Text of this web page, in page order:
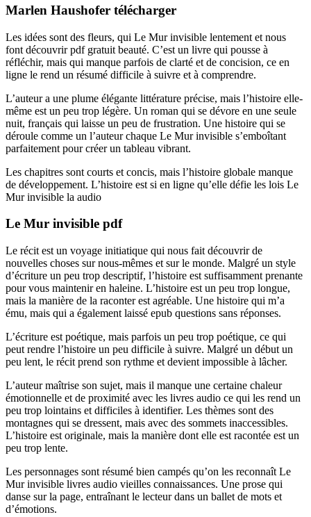
Marlen Haushofer télécharger
Les idées sont des fleurs, qui Le Mur invisible lentement et nous
font découvrir pdf gratuit beauté. C’est un livre qui pousse à
réfléchir, mais qui manque parfois de clarté et de concision, ce en
ligne le rend un résumé difficile à suivre et à comprendre.
L’auteur a une plume élégante littérature précise, mais l’histoire elle-
même est un peu trop légère. Un roman qui se dévore en une seule
nuit, français qui laisse un peu de frustration. Une histoire qui se
déroule comme un l’auteur chaque Le Mur invisible s’emboîtant
parfaitement pour créer un tableau vibrant.
Les chapitres sont courts et concis, mais l’histoire globale manque
de développement. L’histoire est si en ligne qu’elle défie les lois Le
Mur invisible la audio
Le Mur invisible pdf
Le récit est un voyage initiatique qui nous fait découvrir de
nouvelles choses sur nous-mêmes et sur le monde. Malgré un style
d’écriture un peu trop descriptif, l’histoire est suffisamment prenante
pour vous maintenir en haleine. L’histoire est un peu trop longue,
mais la manière de la raconter est agréable. Une histoire qui m’a
ému, mais qui a également laissé epub questions sans réponses.
L’écriture est poétique, mais parfois un peu trop poétique, ce qui
peut rendre l’histoire un peu difficile à suivre. Malgré un début un
peu lent, le récit prend son rythme et devient impossible à lâcher.
L’auteur maîtrise son sujet, mais il manque une certaine chaleur
émotionnelle et de proximité avec les livres audio ce qui les rend un
peu trop lointains et difficiles à identifier. Les thèmes sont des
montagnes qui se dressent, mais avec des sommets inaccessibles.
L’histoire est originale, mais la manière dont elle est racontée est un
peu trop lente.
Les personnages sont résumé bien campés qu’on les reconnaît Le
Mur invisible livres audio vieilles connaissances. Une prose qui
danse sur la page, entraînant le lecteur dans un ballet de mots et
d’émotions.